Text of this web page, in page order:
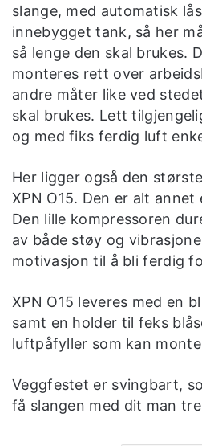
slange, med automatisk
innebygget tank, så her
så lenge den skal brukes.
monteres rett over
andre måter like ved
skal brukes. Lett
og med fiks ferdig luft
Her ligger også den
XPN O15. Den er alt annet
Den lille kompressoren
av både støy og
motivasjon til å bli ferdig
XPN O15 leveres med en
samt en holder til feks
luftpåfyller som kan
Veggfestet er svingbart,
få slangen med dit man